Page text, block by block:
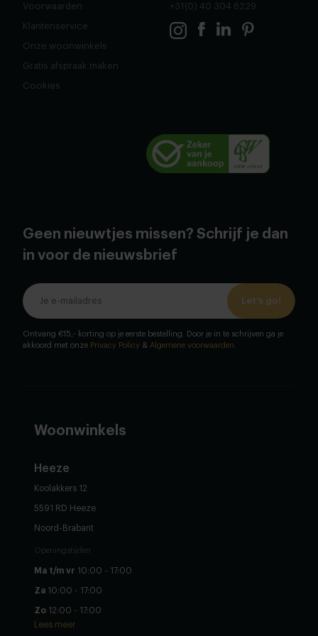
Voorwaarden
Klantenservice
Onze woonwinkels
Gratis afspraak maken
Cookies
+31(0) 40 304 6229
Geen nieuwtjes missen? Schrijf je dan
in voor de nieuwsbrief
Let's go!
Ontvang €15,- korting op je eerste bestelling. Door je in te schrijven ga je
akkoord met onze Privacy Policy & Algemene voorwaarden
Woonwinkels
Heeze
Koolakkers 12
5591 RD Heeze
Noord-Brabant
Openingstijden
Ma t/m vr 10:00 - 17:00
Za 10:00 - 17:00
Zo 12:00 - 17:00
Lees meer